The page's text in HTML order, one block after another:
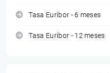
Tasa Euribor - 6 meses
Tasa Euribor - 12 meses